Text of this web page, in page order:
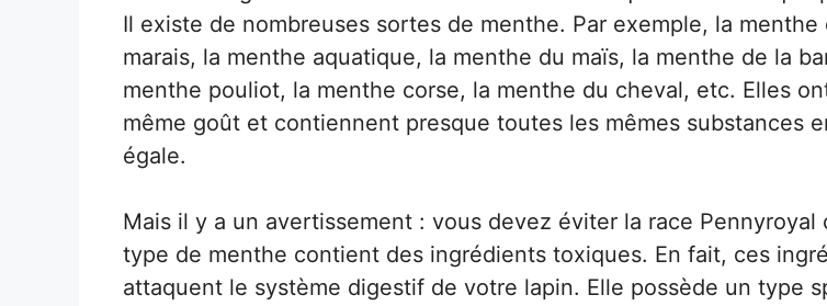
Il existe de nombreuses sortes de menthe. Par exemple, la menthe
marais, la menthe aquatique, la menthe du maïs, la menthe de la
menthe pouliot, la menthe corse, la menthe du cheval, etc. Elles
même goût et contiennent presque toutes les mêmes substances
égale.
Mais il y a un avertissement : vous devez éviter la race Pennyroyal
type de menthe contient des ingrédients toxiques. En fait, ces
attaquent le système digestif de votre lapin. Elle possède un type